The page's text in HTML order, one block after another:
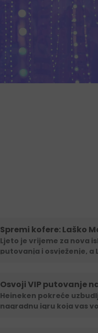
Spremi kofere: Laško
vodi na Maltu
Ljeto je vrijeme za nova
putovanja i osvježenje, a
Osvoji VIP putovanje
Formula 1 utrku uz
nagradnu igru
Heineken pokreće
nagradnu igru koja vas